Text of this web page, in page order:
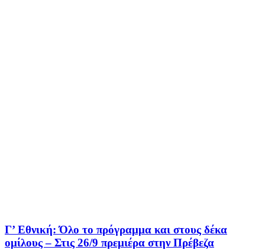
Γ’ Εθνική: Όλο το πρόγραμμα και στους δέκα
ομίλους – Στις 26/9 πρεμιέρα στην Πρέβεζα